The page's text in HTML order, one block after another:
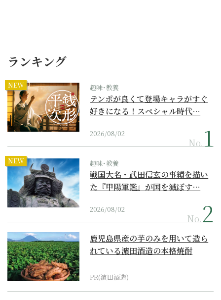
ランキング
NEW 趣味･教養
テンポが良くて登場キャラがすぐ
好きになる！スペシャル時代…
2026/08/02
No.
NEW 趣味･教養
戦国大名・武田信玄の事績を描い
た『甲陽軍鑑』が国を滅ぼす…
2026/08/02
No.
鹿児島県産の芋のみを用いて造ら
れている濵田酒造の本格焼酎
PR(濵田酒造)